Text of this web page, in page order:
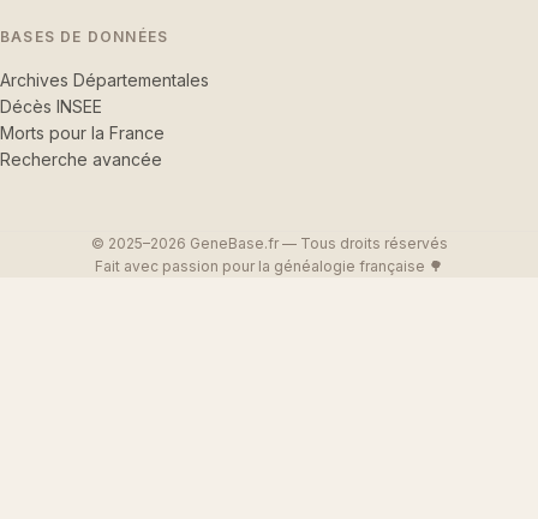
BASES DE DONNÉES
Archives Départementales
Décès INSEE
Morts pour la France
Recherche avancée
© 2025–2026 GeneBase.fr — Tous droits réservés
Fait avec passion pour la généalogie française 🌳